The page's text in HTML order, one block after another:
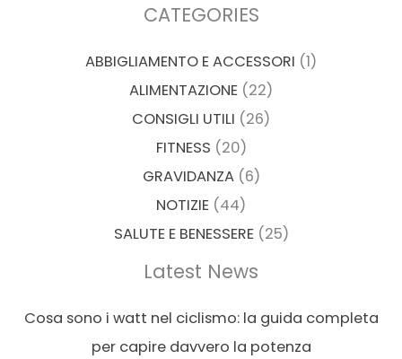
CATEGORIES
ABBIGLIAMENTO E ACCESSORI (1)
ALIMENTAZIONE (22)
CONSIGLI UTILI (26)
FITNESS (20)
GRAVIDANZA(6)
NOTIZIE (44)
SALUTE E BENESSERE(25)
Latest News
Cosa sono i watt nel ciclismo: la guida completa
per capire davvero la potenza